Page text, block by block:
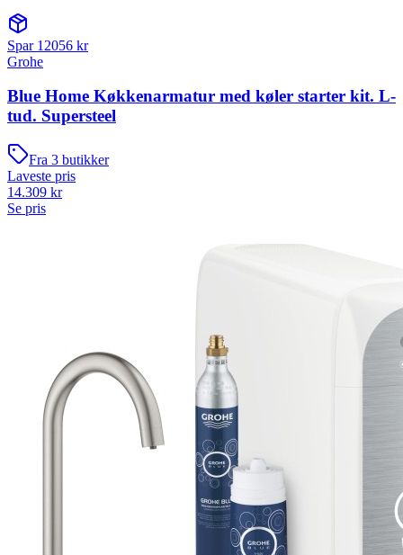
Spar 12056 kr
Grohe
Blue Home Køkkenarmatur med køler starter kit. L-
tud. Supersteel
Fra 3 butikker
Laveste pris
14.309 kr
Se pris